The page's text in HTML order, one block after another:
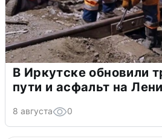
В Иркутске обновили
пути и асфальт на
8 августа 0